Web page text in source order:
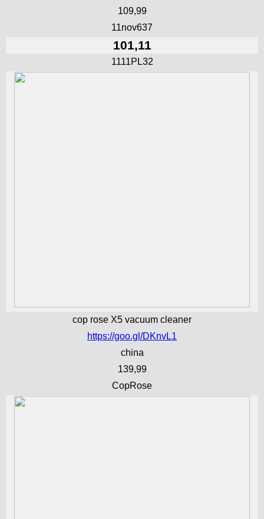
109,99
11nov637
101,11
1111PL32
cop rose X5 vacuum cleaner
https://goo.gl/DKnvL1
china
139,99
CopRose